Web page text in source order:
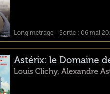
Long metrage - Sortie : 06 mai
Astérix: le Domaine
Louis Clichy, Alexandre